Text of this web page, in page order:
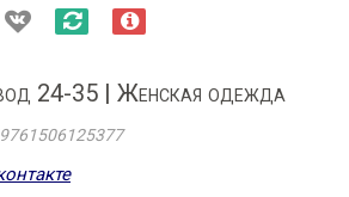
24-35 | Женская одежда